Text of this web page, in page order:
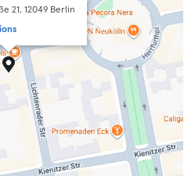
21, 12049 Berlin